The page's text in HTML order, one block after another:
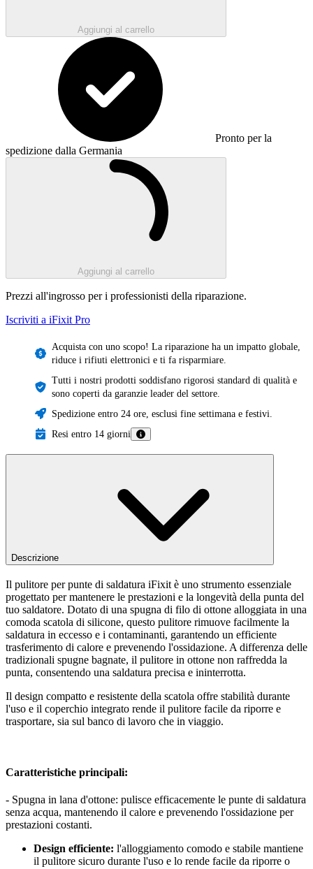
Aggiungi al carrello
Pronto per la
spedizione dalla Germania
Aggiungi al carrello
Prezzi all'ingrosso per i professionisti della riparazione.
Iscriviti a iFixit Pro
Acquista con uno scopo! La riparazione ha un impatto globale,
riduce i rifiuti elettronici e ti fa risparmiare.
Tutti i nostri prodotti soddisfano rigorosi standard di qualità e
sono coperti da garanzie leader del settore.
Spedizione entro 24 ore, esclusi fine settimana e festivi.
Resi entro 14 giorni
Descrizione
Il pulitore per punte di saldatura iFixit è uno strumento essenziale
progettato per mantenere le prestazioni e la longevità della punta del
tuo saldatore. Dotato di una spugna di filo di ottone alloggiata in una
comoda scatola di silicone, questo pulitore rimuove facilmente la
saldatura in eccesso e i contaminanti, garantendo un efficiente
trasferimento di calore e prevenendo l'ossidazione. A differenza delle
tradizionali spugne bagnate, il pulitore in ottone non raffredda la
punta, consentendo una saldatura precisa e ininterrotta.
Il design compatto e resistente della scatola offre stabilità durante
l'uso e il coperchio integrato rende il pulitore facile da riporre e
trasportare, sia sul banco di lavoro che in viaggio.
Caratteristiche principali:
- Spugna in lana d'ottone: pulisce efficacemente le punte di saldatura
senza acqua, mantenendo il calore e prevenendo l'ossidazione per
prestazioni costanti.
Design efficiente: l'alloggiamento comodo e stabile mantiene
il pulitore sicuro durante l'uso e lo rende facile da riporre o